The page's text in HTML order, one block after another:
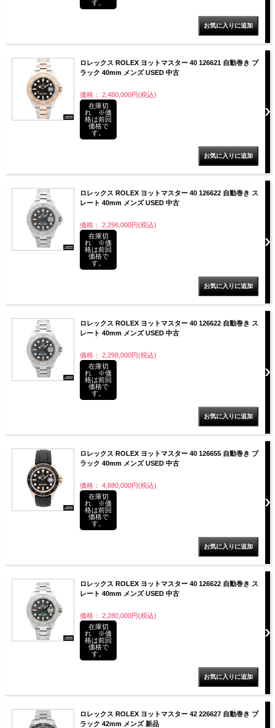
す。
ロレックス ROLEX ヨットマスター 40 126621 自動巻き ブ
ラック 40mm メンズ USED 中古
価格： 2,480,000円(税込)
在庫切
れ ※価
格は前回
価格で
す。
ロレックス ROLEX ヨットマスター 40 126622 自動巻き ス
レート 40mm メンズ USED 中古
価格： 2,298,000円(税込)
在庫切
れ ※価
格は前回
価格で
す。
ロレックス ROLEX ヨットマスター 40 126622 自動巻き ス
レート 40mm メンズ USED 中古
価格： 2,298,000円(税込)
在庫切
れ ※価
格は前回
価格で
す。
ロレックス ROLEX ヨットマスター 40 126655 自動巻き ブ
ラック 40mm メンズ USED 中古
価格： 4,880,000円(税込)
在庫切
れ ※価
格は前回
価格で
す。
ロレックス ROLEX ヨットマスター 40 126622 自動巻き ス
レート 40mm メンズ USED 中古
価格： 2,280,000円(税込)
在庫切
れ ※価
格は前回
価格で
す。
ロレックス ROLEX ヨットマスター 42 226627 自動巻き ブ
ラック 42mm メンズ 新品